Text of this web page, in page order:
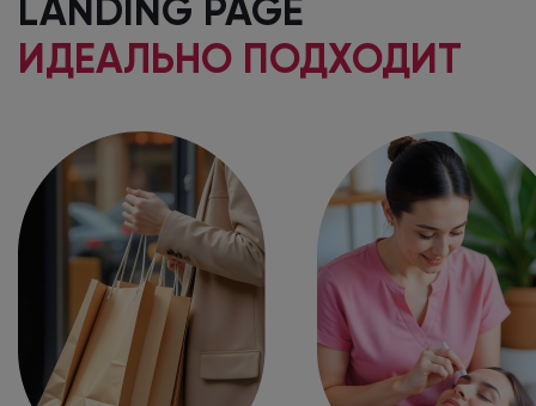
LANDING PAGE
ИДЕАЛЬНО ПОДХОДИТ